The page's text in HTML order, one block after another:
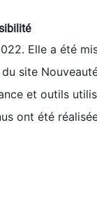
Elle a été
site
et outils
ont été